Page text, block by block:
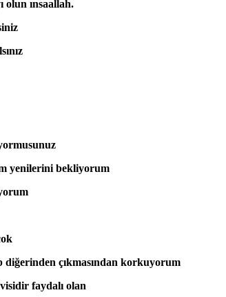
olun ınsaallah.
yenilerini bekliyorum
çıkmasından korkuyorum
faydalı olan